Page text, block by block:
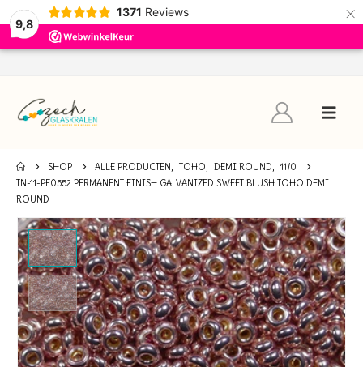
9,8
1371 Reviews ×
SHOP ALLE PRODUCTEN, TOHO, DEMI ROUND, 11/0
TN-11-PF0552 PERMANENT FINISH GALVANIZED SWEET BLUSH TOHO DEMI
ROUND